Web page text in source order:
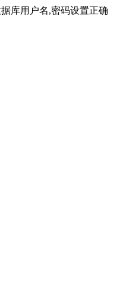
库用户名,密码设置正确